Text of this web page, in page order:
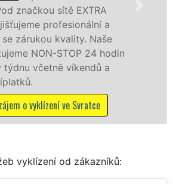
ve Svratce a okolí.
jak fyzickým, tak
zárukou kvalitně
STOP bez dalších
vyklízení od zákazníků: